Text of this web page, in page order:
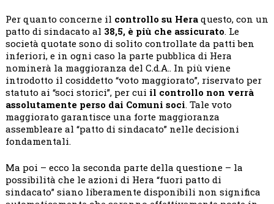
Per quanto concerne il controllo su Heraquesto, con un
patto di sindacato al 38,5, è più che assicurato. Le
società quotate sono di solito controllate da patti ben
inferiori, e in ogni caso la parte pubblica di Hera
nominerà la maggioranza del C.d.A.. In più viene
introdotto il cosiddetto “voto maggiorato”, riservato per
statuto ai “soci storici”, per cui il controllo non verrà
assolutamente perso dai Comuni soci. Tale voto
maggiorato garantisce una forte maggioranza
assembleare al “patto di sindacato” nelle decisioni
fondamentali.
Ma poi – ecco la seconda parte della questione – la
possibilità che le azioni di Hera “fuori patto di
sindacato” siano liberamente disponibili non significa